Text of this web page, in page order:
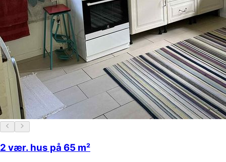
2 vær. hus på 65 m²